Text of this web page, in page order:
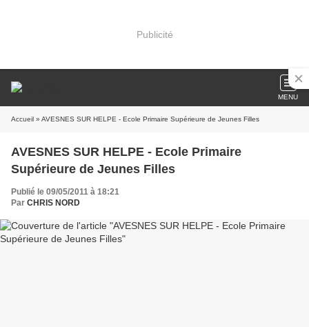
Publicité
MENU
Accueil » AVESNES SUR HELPE - Ecole Primaire Supérieure de Jeunes Filles
AVESNES SUR HELPE - Ecole Primaire
Supérieure de Jeunes Filles
Publié le 09/05/2011 à 18:21
Par CHRIS NORD